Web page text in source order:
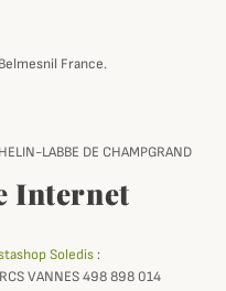
France.
LABBE DE CHAMPGRAND
Internet
Soledis:
VANNES 498 898 014